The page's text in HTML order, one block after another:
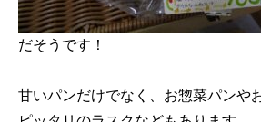
だそうです！
甘いパンだけでなく、お惣菜パンや